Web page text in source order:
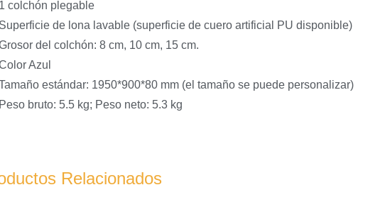
1 colchón plegable
Superficie de lona lavable (superficie de cuero artificial PU disponible)
del colchón: 8 cm, 10 cm, 15 cm.
Azul
estándar: 1950*900*80 mm (el tamaño se puede personalizar)
Peso bruto: 5.5 kg; Peso neto: 5.3 kg
Relacionados